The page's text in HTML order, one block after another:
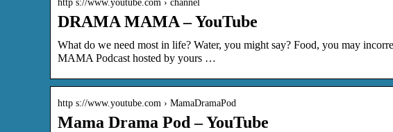
http s://www.youtube.com › channel
DRAMA MAMA – YouTube
What do we need most in life? Water, you might say? Food, you may
MAMA Podcast hosted by yours …
http s://www.youtube.com › MamaDramaPod
Mama Drama Pod – YouTube